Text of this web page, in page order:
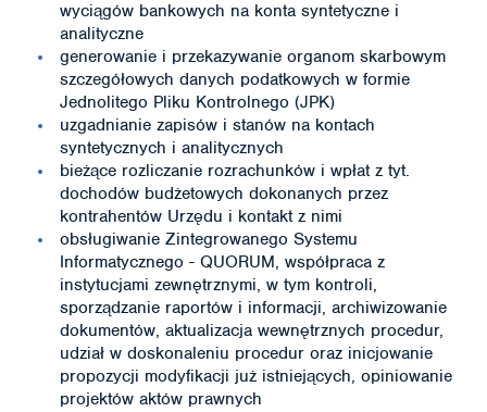
wyciągów bankowych na konta syntetyczne i
analityczne
generowanie i przekazywanie organom skarbowym
szczegółowych danych podatkowych w formie
Jednolitego Pliku Kontrolnego (JPK)
uzgadnianie zapisów i stanów na kontach
syntetycznych i analitycznych
bieżące rozliczanie rozrachunków i wpłat z tyt.
dochodów budżetowych dokonanych przez
kontrahentów Urzędu i kontakt z nimi
obsługiwanie Zintegrowanego Systemu
Informatycznego - QUORUM, współpraca z
instytucjami zewnętrznymi, w tym kontroli,
sporządzanie raportów i informacji, archiwizowanie
dokumentów, aktualizacja wewnętrznych procedur,
udział w doskonaleniu procedur oraz inicjowanie
propozycji modyfikacji już istniejących, opiniowanie
projektów aktów prawnych